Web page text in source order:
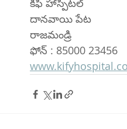
కిఫి హాస్పిటల్
దానవాయి పేట
రాజమండ్రి
ఫోన్ : 85000 23456